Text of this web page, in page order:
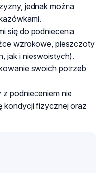
jednak można
się do podniecenia
wzrokowe, pieszczoty
jak i nieswoistych).
swoich potrzeb
z podnieceniem nie
kondycji fizycznej oraz